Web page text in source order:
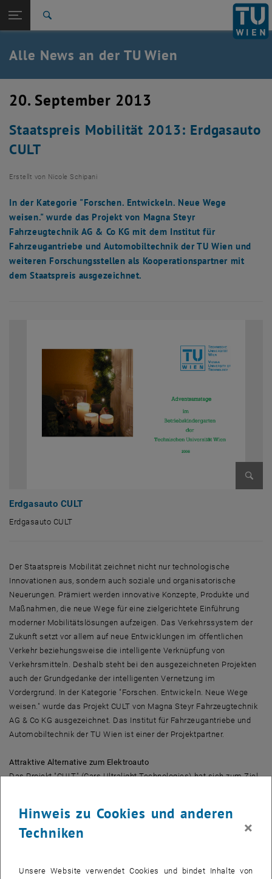
TU Login
Quicklinks
Quicklinks-Menü umschalten
Studium
Karriere
Zurück: Subseiten von TU Wien Startseite auflisten
Zurück zur letzten Ebene:
TU Wien Startseite
Übersicht
Alle News an der TU Wien
20. September 2013
Staatspreis Mobilität 2013: Erdgasauto
CULT
Erstellt von Nicole Schipani
In der Kategorie "Forschen. Entwickeln. Neue Wege
weisen." wurde das Projekt von Magna Steyr
Fahrzeugtechnik AG & Co KG mit dem Institut für
Fahrzeugantriebe und Automobiltechnik der TU Wien und
weiteren Forschungsstellen als Kooperationspartner mit
dem Staatspreis ausgezeichnet.
Erdgasauto CULT
Erdgasauto CULT
Der Staatspreis Mobilität zeichnet nicht nur technologische
Innovationen aus, sondern auch soziale und organisatorische
Neuerungen. Prämiert werden innovative Konzepte, Produkte und
Maßnahmen, die neue Wege für eine zielgerichtete Einführung
moderner Mobilitätslösungen aufzeigen. Das Verkehrssystem der
Zukunft setzt vor allem auf neue Entwicklungen im öffentlichen
Verkehr beziehungsweise die intelligente Verknüpfung von
Verkehrsmitteln. Deshalb steht bei den ausgezeichneten Projekten
auch der Grundgedanke der intelligenten Vernetzung im
Vordergrund. In der Kategorie "Forschen. Entwickeln. Neue Wege
weisen." wurde das Projekt CULT von Magna Steyr Fahrzeugtechnik
AG & Co KG ausgezeichnet. Das Institut für Fahrzeugantriebe und
Automobiltechnik der TU Wien ist einer der Projektpartner.
Attraktive Alternative zum Elektroauto
Das Projekt "CULT" (Cars Ultralight Technologies) hat sich zum Ziel
100g CO2 pro km) zu erarbeiten, unter der Voraussetzung, dass das
beschriebene Fahrzeug leistbar, baubar und verkaufbar sein muss.
Ausstoß um 25% gesenkt wird. Beim Einsatz von Biogas sind es
Hinweis zu Cookies und anderen
Techniken
×
Unsere Website verwendet Cookies und bindet Inhalte von